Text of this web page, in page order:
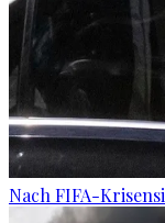
Nach FIFA-